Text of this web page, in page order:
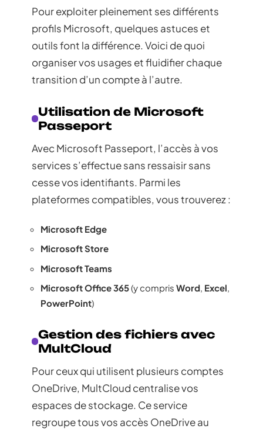
Pour exploiter pleinement ses différents
profils Microsoft, quelques astuces et
outils font la différence. Voici de quoi
organiser vos usages et fluidifier chaque
transition d’un compte à l’autre.
Utilisation de Microsoft
Passeport
Avec Microsoft Passeport, l’accès à vos
services s’effectue sans ressaisir sans
cesse vos identifiants. Parmi les
plateformes compatibles, vous trouverez :
Microsoft Edge
Microsoft Store
Microsoft Teams
Microsoft Office 365(y compris Word, Excel,
PowerPoint)
Gestion des fichiers avec
MultCloud
Pour ceux qui utilisent plusieurs comptes
OneDrive, MultCloud centralise vos
espaces de stockage. Ce service
regroupe tous vos accès OneDrive au